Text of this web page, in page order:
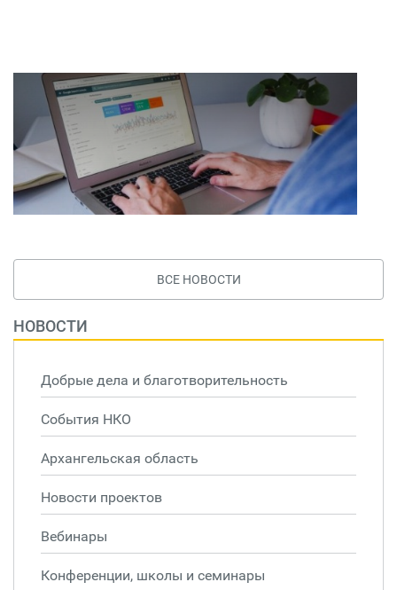
ВСЕ НОВОСТИ
НОВОСТИ
Добрые дела и благотворительность
События НКО
Архангельская область
Новости проектов
Вебинары
Конференции, школы и семинары